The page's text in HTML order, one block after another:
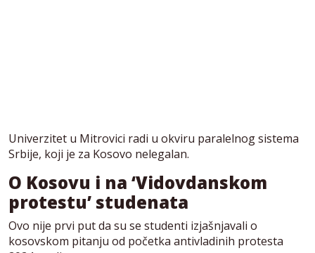
Univerzitet u Mitrovici radi u okviru paralelnog sistema
Srbije, koji je za Kosovo nelegalan.
O Kosovu i na ‘Vidovdanskom
protestu’ studenata
Ovo nije prvi put da su se studenti izjašnjavali o
kosovskom pitanju od početka antivladinih protesta